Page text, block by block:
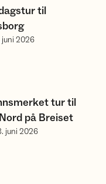
juni 2026
til
på Breiset
juni 2026
tur til
på Breiset